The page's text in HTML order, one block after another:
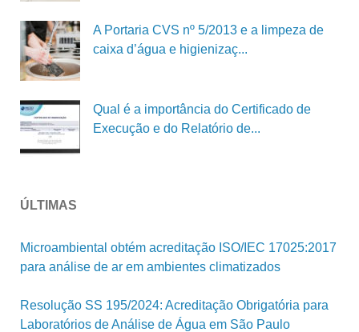
A Portaria CVS nº 5/2013 e a limpeza de
caixa d’água e higienizaç...
Qual é a importância do Certificado de
Execução e do Relatório de...
ÚLTIMAS
Microambiental obtém acreditação ISO/IEC 17025:2017
para análise de ar em ambientes climatizados
Resolução SS 195/2024: Acreditação Obrigatória para
Laboratórios de Análise de Água em São Paulo